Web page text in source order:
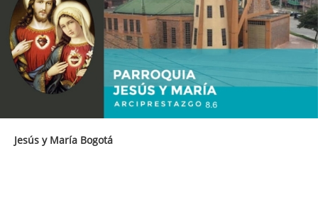
Jesús y María Bogotá